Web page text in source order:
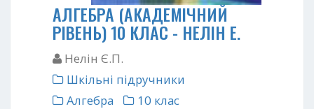
АЛГЕБРА (АКАДЕМІЧНИЙ
РІВЕНЬ) 10 КЛАС - НЕЛІН Е.
Нелін Є.П.
Шкільні підручники
Алгебра
10 клас